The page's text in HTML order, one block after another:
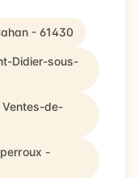
- 61430
Didier-sous-
Ventes-de-
-